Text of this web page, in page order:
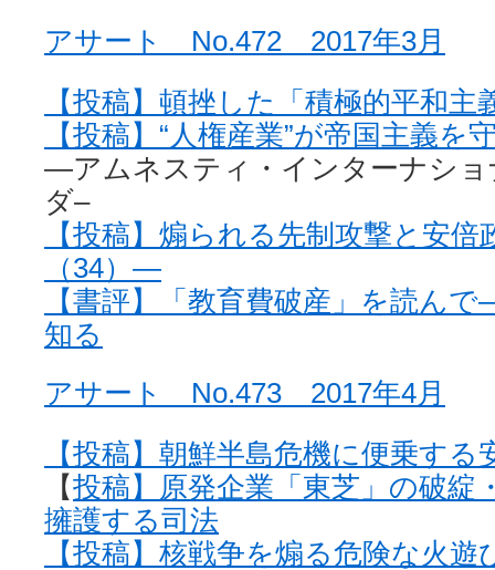
アサート No.472 2017年3月
【投稿】頓挫した「積極的平和主
【投稿】“人権産業”が帝国主義を
—アムネスティ・インターナシ
ダ–
【投稿】煽られる先制攻撃と安
（34）—
【書評】「教育費破産」を読ん
知る
アサート No.473 2017年4月
【投稿】朝鮮半島危機に便乗する
【投稿】原発企業「東芝」の破綻
擁護する司法
【投稿】核戦争を煽る危険な火